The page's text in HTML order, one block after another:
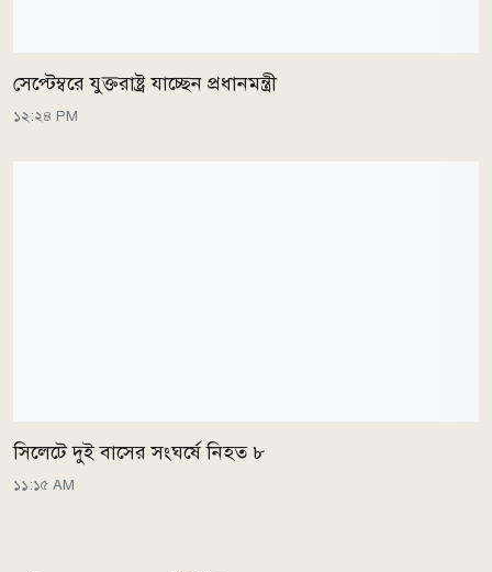
সেপ্টেম্বরে যুক্তরাষ্ট্র যাচ্ছেন প্রধানমন্ত্রী
১২:২৪ PM
সিলেটে দুই বাসের সংঘর্ষে নিহত ৮
১১:১৫ AM